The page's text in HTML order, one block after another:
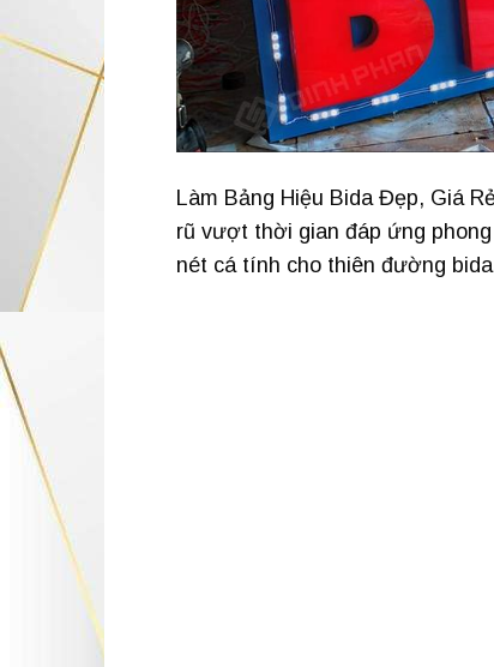
Làm Bảng Hiệu Bida Đẹp, Giá
rũ vượt thời gian đáp ứng
nét cá tính cho thiên đường